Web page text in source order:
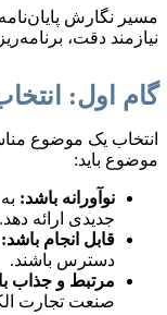
مسیر نگارش
نیازمند دقت،
گام اول:
انتخاب یک موضوع
موضوع باید:
نوآورانه باشد:
جدیدی ارائه دهد.
قابل انجام باشد:
دسترس باشند.
مرتبط و جذاب
صنعت تجارت